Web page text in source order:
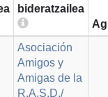
bideratzailea
Asociación
Amigos y
Amigas de la
R.A.S.D./